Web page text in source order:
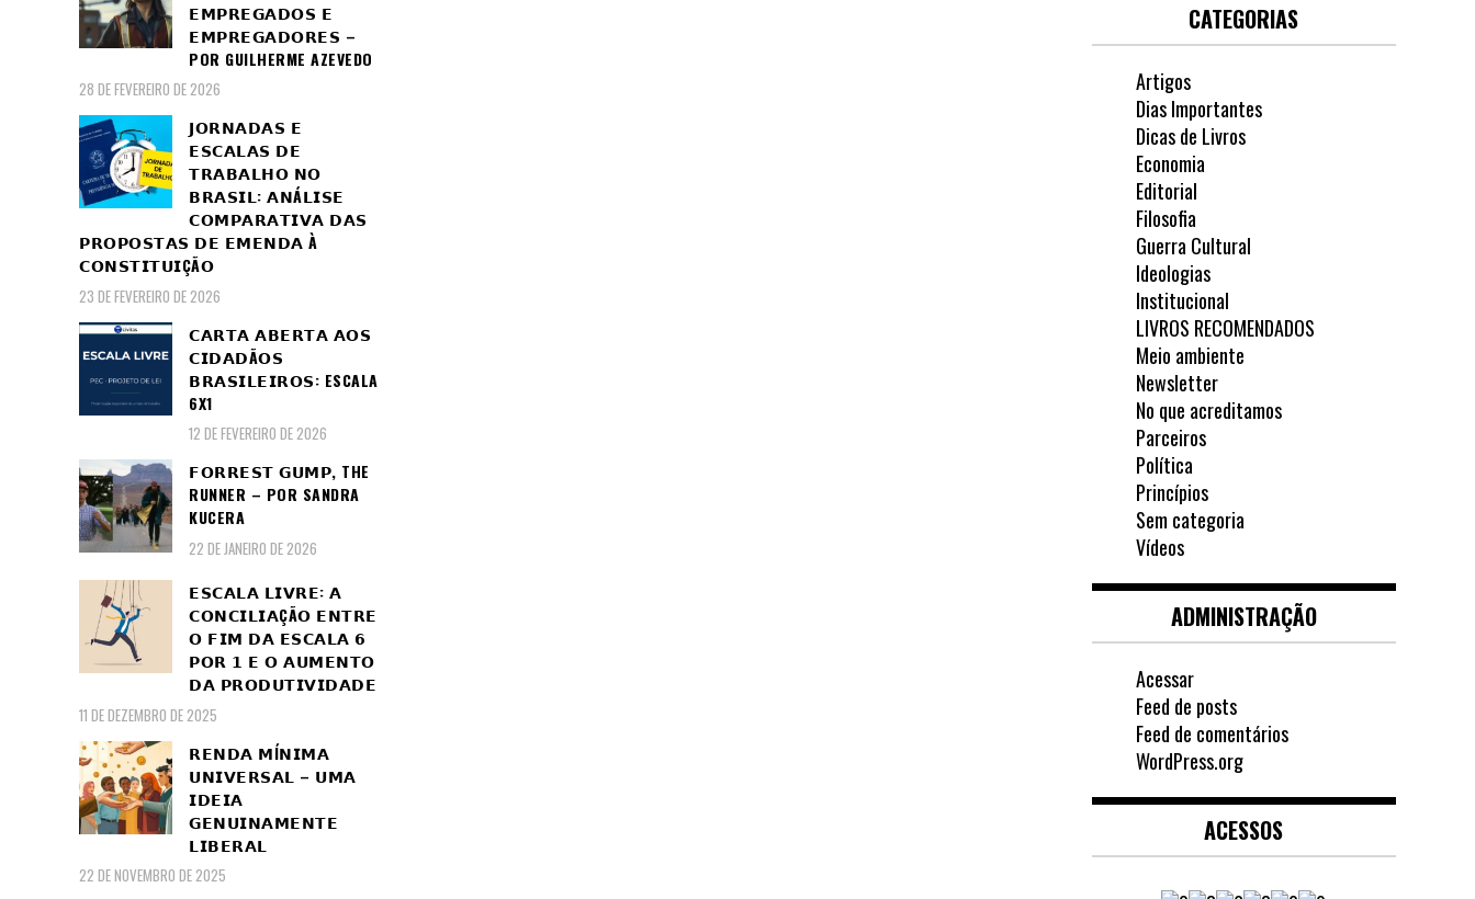
𝗘𝗠𝗣𝗥𝗘𝗚𝗔𝗗𝗢𝗦 𝗘
𝗘𝗠𝗣𝗥𝗘𝗚𝗔𝗗𝗢𝗥𝗘𝗦 –
POR GUILHERME AZEVEDO
28 DE FEVEREIRO DE 2026
𝗝𝗢𝗥𝗡𝗔𝗗𝗔𝗦 𝗘
𝗘𝗦𝗖𝗔𝗟𝗔𝗦 𝗗𝗘
𝗧𝗥𝗔𝗕𝗔𝗟𝗛𝗢 𝗡𝗢
𝗕𝗥𝗔𝗦𝗜𝗟: 𝗔𝗡Á𝗟𝗜𝗦𝗘
𝗖𝗢𝗠𝗣𝗔𝗥𝗔𝗧𝗜𝗩𝗔 𝗗𝗔𝗦
𝗣𝗥𝗢𝗣𝗢𝗦𝗧𝗔𝗦 𝗗𝗘 𝗘𝗠𝗘𝗡𝗗𝗔 À
𝗖𝗢𝗡𝗦𝗧𝗜𝗧𝗨𝗜ÇÃ𝗢
23 DE FEVEREIRO DE 2026
𝗖𝗔𝗥𝗧𝗔 𝗔𝗕𝗘𝗥𝗧𝗔 𝗔𝗢𝗦
𝗖𝗜𝗗𝗔𝗗Ã𝗢𝗦
𝗕𝗥𝗔𝗦𝗜𝗟𝗘𝗜𝗥𝗢𝗦: ESCALA
6X1
12 DE FEVEREIRO DE 2026
𝗙𝗢𝗥𝗥𝗘𝗦𝗧 𝗚𝗨𝗠𝗣, THE
RUNNER – POR SANDRA
KUCERA
22 DE JANEIRO DE 2026
𝗘𝗦𝗖𝗔𝗟𝗔 𝗟𝗜𝗩𝗥𝗘: 𝗔
𝗖𝗢𝗡𝗖𝗜𝗟𝗜𝗔ÇÃ𝗢 𝗘𝗡𝗧𝗥𝗘
𝗢 𝗙𝗜𝗠 𝗗𝗔 𝗘𝗦𝗖𝗔𝗟𝗔 𝟲
𝗣𝗢𝗥 𝟭 𝗘 𝗢 𝗔𝗨𝗠𝗘𝗡𝗧𝗢
𝗗𝗔 𝗣𝗥𝗢𝗗𝗨𝗧𝗜𝗩𝗜𝗗𝗔𝗗𝗘
11 DE DEZEMBRO DE 2025
𝗥𝗘𝗡𝗗𝗔 𝗠Í𝗡𝗜𝗠𝗔
𝗨𝗡𝗜𝗩𝗘𝗥𝗦𝗔𝗟 – 𝗨𝗠𝗔
𝗜𝗗𝗘𝗜𝗔
𝗚𝗘𝗡𝗨𝗜𝗡𝗔𝗠𝗘𝗡𝗧𝗘
𝗟𝗜𝗕𝗘𝗥𝗔𝗟
22 DE NOVEMBRO DE 2025
CATEGORIAS
Artigos
Dias Importantes
Dicas de Livros
Economia
Editorial
Filosofia
Guerra Cultural
Ideologias
Institucional
LIVROS RECOMENDADOS
Meio ambiente
Newsletter
No que acreditamos
Parceiros
Política
Princípios
Sem categoria
Vídeos
ADMINISTRAÇÃO
Acessar
Feed de posts
Feed de comentários
WordPress.org
ACESSOS